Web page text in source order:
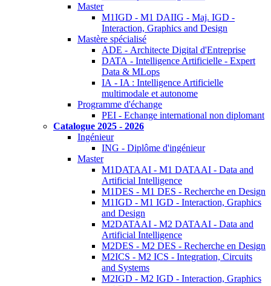
Master
M1IGD - M1 DAIIG - Maj. IGD -
Interaction, Graphics and Design
Mastère spécialisé
ADE - Architecte Digital d'Entreprise
DATA - Intelligence Artificielle - Expert
Data & MLops
IA - IA : Intelligence Artificielle
multimodale et autonome
Programme d'échange
PEI - Echange international non diplomant
Catalogue 2025 - 2026
Ingénieur
ING - Diplôme d'ingénieur
Master
M1DATAAI - M1 DATAAI - Data and
Artificial Intelligence
M1DES - M1 DES - Recherche en Design
M1IGD - M1 IGD - Interaction, Graphics
and Design
M2DATAAI - M2 DATAAI - Data and
Artificial Intelligence
M2DES - M2 DES - Recherche en Design
M2ICS - M2 ICS - Integration, Circuits
and Systems
M2IGD - M2 IGD - Interaction, Graphics